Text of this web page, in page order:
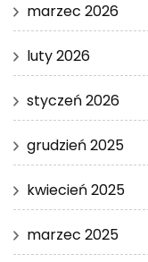
marzec 2026
luty 2026
styczeń 2026
grudzień 2025
kwiecień 2025
marzec 2025